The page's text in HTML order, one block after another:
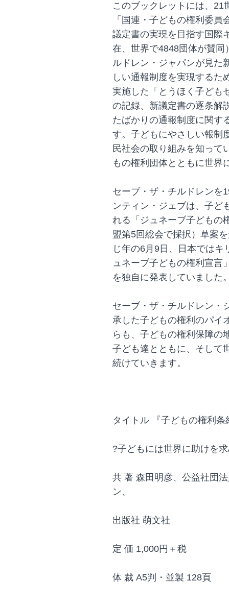
このブックレットには、21
「国連・子どもの権利委
議定書の実現を目指す国際
在、世界で4848団体が賛
ルドレン・ジャパンが見た
しい通報制度を実現するた
実施した「とうほく子ども
の記録、新議定書の逐条解
たばかりの通報制度に関す
す。子どもにやさしい報制
民社会の取り組みを知って
もの権利団体とともに世界
セーブ・ザ・チルドレンを
ンティン・ジェブは、子ど
れる「ジュネーブ子どもの
盟第5回総会で採択）草案
じ年の6月9日、日本では
ュネーブ子どもの権利宣言
を独自に発表していました
セーブ・ザ・チルドレン・
承した子どもの権利のパイ
らも、子どもの権利保障の
子ども達とともに、そして
続けていきます。
タイトル 『子どもの権利
?子どもには世界に助けを
共 著 森田明彦、公益社団
ン、
出版社 萌文社
定 価 1,000円＋税
体 裁 A5判・並製 128頁